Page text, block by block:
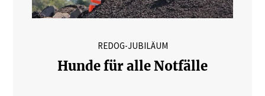
REDOG-JUBILÄUM
Hunde für alle Notfälle